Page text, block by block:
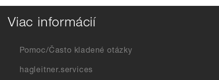
Viac informácií
Pomoc/Často kladené otázky
hagleitner.services